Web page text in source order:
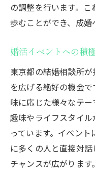
の調整を行います。
歩むことができ、成婚
婚活イベントへの積
東京都の結婚相談所
を広げる絶好の機会
味に応じた様々なテー
趣味やライフスタイ
っています。イベン
に多くの人と直接対
チャンスが広がりま